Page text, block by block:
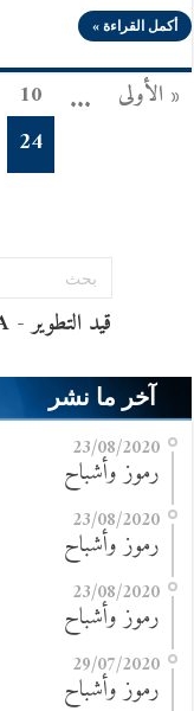
أكمل القراءة »
« الأولى ...
10
24
آخر ما نشر
23/08/2020
رموز وأشباح
23/08/2020
رموز وأشباح
23/08/2020
رموز وأشباح
29/07/2020
رموز وأشباح